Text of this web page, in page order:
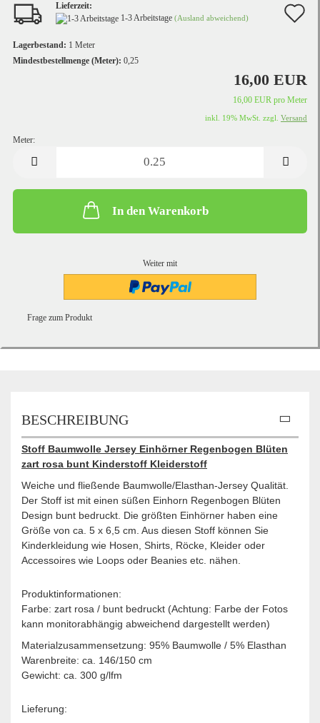
Lieferzeit:
1-3 Arbeitstage (Ausland abweichend)
Lagerbestand: 1 Meter
Mindestbestellmenge (Meter): 0,25
16,00 EUR
16,00 EUR pro Meter
inkl. 19% MwSt. zzgl. Versand
Meter:
In den Warenkorb
Weiter mit
Frage zum Produkt
BESCHREIBUNG
Stoff Baumwolle Jersey Einhörner Regenbogen Blüten
zart rosa bunt Kinderstoff Kleiderstoff
Weiche und fließende Baumwolle/Elasthan-Jersey Qualität.
Der Stoff ist mit einen süßen Einhorn Regenbogen Blüten
Design bunt bedruckt. Die größten Einhörner haben eine
Größe von ca. 5 x 6,5 cm. Aus diesen Stoff können Sie
Kinderkleidung wie Hosen, Shirts, Röcke, Kleider oder
Accessoires wie Loops oder Beanies etc. nähen.
Produktinformationen:
Farbe: zart rosa / bunt bedruckt (Achtung: Farbe der Fotos
kann monitorabhängig abweichend dargestellt werden)
Materialzusammensetzung: 95% Baumwolle / 5% Elasthan
Warenbreite: ca. 146/150 cm
Gewicht: ca. 300 g/lfm
Lieferung: